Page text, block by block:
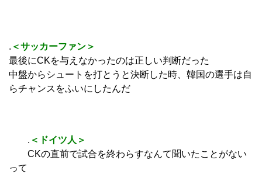
. ＜サッカーファン＞
最後にCKを与えなかったのは正しい判断だった
中盤からシュートを打とうと決断した時、韓国の選手は自
らチャンスをふいにしたんだ
. ＜ドイツ人＞
CKの直前で試合を終わらすなんて聞いたことがない
って